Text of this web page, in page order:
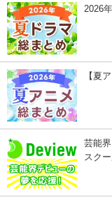
2026
【夏
芸能
スク